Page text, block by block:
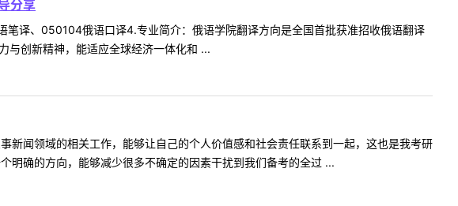
分享
译、050104俄语口译4.专业简介：俄语学院翻译方向是全国首批获准招收俄语翻译
与创新精神，能适应全球经济一体化和 ...
闻领域的相关工作，能够让自己的个人价值感和社会责任联系到一起，这也是我考研
明确的方向，能够减少很多不确定的因素干扰到我们备考的全过 ...